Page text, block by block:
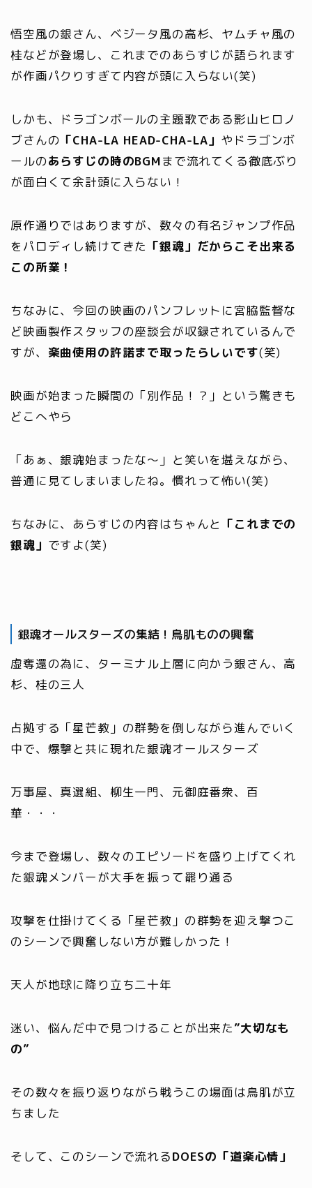
悟空風の銀さん、ベジータ風の高杉、ヤムチャ風の
桂などが登場し、これまでのあらすじが語られます
が作画パクりすぎて内容が頭に入らない(笑)
しかも、ドラゴンボールの主題歌である影山ヒロノ
ブさんの 「CHA-LA HEAD-CHA-LA」 やドラゴンボ
ールのあらすじの時のBGMまで流れてくる徹底ぶり
が面白くて余計頭に入らない！
原作通りではありますが、数々の有名ジャンプ作品
をパロディし続けてきた 「銀魂」だからこそ出来る
この所業！
ちなみに、今回の映画のパンフレットに宮脇監督な
ど映画製作スタッフの座談会が収録されているんで
すが、 楽曲使用の許諾まで取ったらしいです(笑)
映画が始まった瞬間の「別作品！？」という驚きも
どこへやら
「あぁ、銀魂始まったな～」と笑いを堪えながら、
普通に見てしまいましたね。 慣れって怖い(笑)
ちなみに、あらすじの内容はちゃんと 「これまでの
銀魂」 ですよ(笑)
銀魂オールスターズの集結！鳥肌ものの興奮
虚奪還の為に、ターミナル上層に向かう銀さん、高
杉、桂の三人
占拠する「星芒教」の群勢を倒しながら進んでいく
中で、爆撃と共に現れた銀魂オールスターズ
万事屋、真選組、柳生一門、元御庭番衆、百
華・・・
今まで登場し、数々のエピソードを盛り上げてくれ
た銀魂メンバーが大手を振って罷り通る
攻撃を仕掛けてくる「星芒教」の群勢を迎え撃つこ
のシーンで興奮しない方が難しかった！
天人が地球に降り立ち二十年
迷い、悩んだ中で見つけることが出来た”大切なも
の”
その数々を振り返りながら戦うこの場面は鳥肌が立
ちました
そして、このシーンで流れるDOESの「道楽心情」